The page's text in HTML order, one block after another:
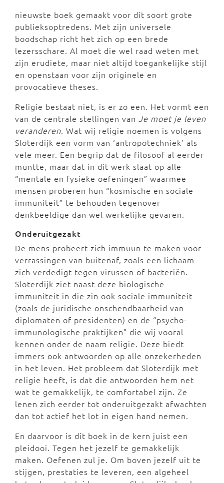
nieuwste boek gemaakt voor dit soort grote
publieksoptredens. Met zijn universele
boodschap richt het zich op een brede
lezersschare. Al moet die wel raad weten met
zijn erudiete, maar niet altijd toegankelijke stijl
en openstaan voor zijn originele en
provocatieve theses.
Religie bestaat niet, is er zo een. Het vormt een
van de centrale stellingen van Je moet je leven
veranderen. Wat wij religie noemen is volgens
Sloterdijk een vorm van ‘antropotechniek’ als
vele meer. Een begrip dat de filosoof al eerder
muntte, maar dat in dit werk slaat op alle
“mentale en fysieke oefeningen” waarmee
mensen proberen hun “kosmische en sociale
immuniteit” te behouden tegenover
denkbeeldige dan wel werkelijke gevaren.
Onderuitgezakt
De mens probeert zich immuun te maken voor
verrassingen van buitenaf, zoals een lichaam
zich verdedigt tegen virussen of bacteriën.
Sloterdijk ziet naast deze biologische
immuniteit in die zin ook sociale immuniteit
(zoals de juridische onschendbaarheid van
diplomaten of presidenten) en de “psycho-
immunologische praktijken” die wij vooral
kennen onder de naam religie. Deze biedt
immers ook antwoorden op alle onzekerheden
in het leven. Het probleem dat Sloterdijk met
religie heeft, is dat die antwoorden hem net
wat te gemakkelijk, te comfortabel zijn. Ze
lenen zich eerder tot onderuitgezakt afwachten
dan tot actief het lot in eigen hand nemen.
En daarvoor is dit boek in de kern juist een
pleidooi. Tegen het jezelf te gemakkelijk
maken. Oefenen zul je. Om boven jezelf uit te
stijgen, prestaties te leveren, een algeheel